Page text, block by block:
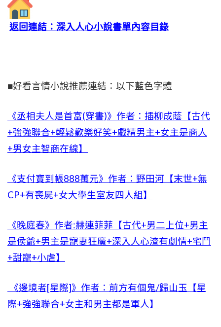
返回連結：深入人心小說書單內容目錄
■好看言情小說推薦連結：以下藍色字體
《丞相夫人是首富(穿書)》作者：插柳成蔭【古代
+強強聯合+輕鬆歡樂好笑+戲精男主+女主是商人
+男女主智商在線】
《支付寶到帳888萬元》作者：野田河【末世+無
CP+有喪屍+女大學生室友四人組】
《晚庭春》作者:赫連菲菲【古代+男二上位+男主
是侯爺+男主是寵妻狂魔+深入人心渣有劇情+宅鬥
+甜寵+小虐】
《邊境者[星際]》作者：前方有個鬼/歸山玉【星
際+強強聯合+女主和男主都是軍人】